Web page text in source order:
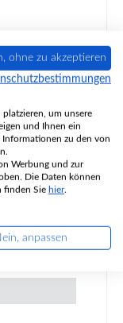
A
ohne zu akzeptieren
um unsere
und Ihnen ein
Informationen zu den von
Werbung und zur
Die Daten können
finden Sie hier.
anpassen